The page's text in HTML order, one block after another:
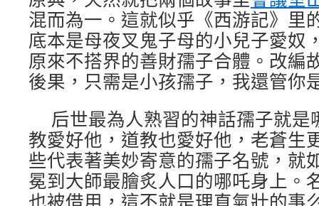
混而為一。這就似乎《西游記》里
底本是母夜叉鬼子母的小兒子愛奴
原來不搭界的善財孺子合體。改編
後果，只需是小孩孺子，我還管
后世最為人熟習的神話孺子就
教愛好他，道教也愛好他，老蒼生
些代表著美妙寄意的孺子名號，就
冕到大師最膾炙人口的哪吒身上。
也被借用，這不就是理直氣壯的事